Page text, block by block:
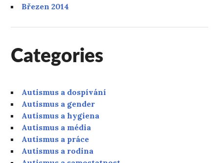
Březen 2014
Categories
Autismus a dospívání
Autismus a gender
Autismus a hygiena
Autismus a média
Autismus a práce
Autismus a rodina